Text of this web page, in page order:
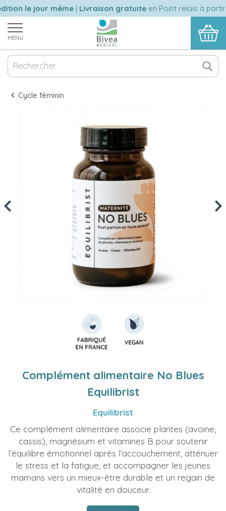
le jour même|Livraison gratuiteen Point relais à partir
MENU
Cycle féminin
Previous
Complément alimentaire No Blues
Equilibrist
Equilibrist
Ce complément alimentaire associe plantes (avoine,
cassis), magnésium et vitamines B pour soutenir
l’équilibre émotionnel après l’accouchement, atténuer
le stress et la fatigue, et accompagner les jeunes
mamans vers un mieux-être durable et un regain de
vitalité en douceur.